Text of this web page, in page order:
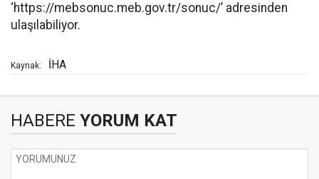
‘https://mebsonuc.meb.gov.tr/sonuc/’ adresinden
ulaşılabiliyor.
Kaynak: İHA
HABERE YORUM KAT